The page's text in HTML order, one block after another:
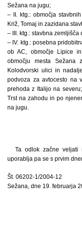
Sežana na jugu;
– II. ktg.: območja
Križ, Tomaj in zazidana
– III. ktg.: stavbna
– IV. ktg.: posebna
ob AC, območje Lipice
območju mesta
Kolodvorski ulici in
podvoza za avtocesto na
prehoda z Italijo na
Trst na zahodu in po
na jugu.
Ta odlok začne veljati
uporablja pa se s prvim
Št. 06202-1/2004-12
Sežana, dne 19. februarja